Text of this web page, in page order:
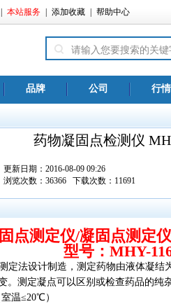
本站服务 添加收藏 帮助中心
品牌 公司 行情
药物凝固点检测仪
更新日期：2016-08-09 09:26
浏览次数： 36366 下载次数： 11691
点测定仪/凝固点测定
型号：MHY-
定法设计制造，测定药物由液体凝
测定凝点可以区别或检查药品的纯
≤20℃）